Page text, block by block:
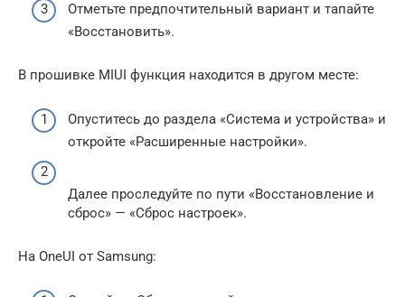
Отметьте предпочтительный вариант и тапайте
«Восстановить».
В прошивке MIUI функция находится в другом месте:
Опуститесь до раздела «Система и устройства» и
откройте «Расширенные настройки».
Далее проследуйте по пути «Восстановление и
сброс» — «Сброс настроек».
На OneUI от Samsung: